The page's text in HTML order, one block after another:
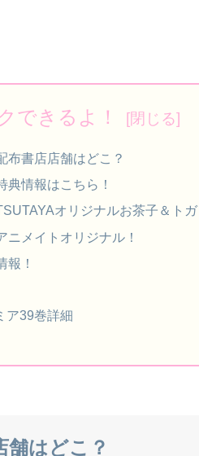
できるよ！
布書店店舗はどこ？
典情報はこちら！
オリジナルお茶子＆トガ
ニメイトオリジナル！
報！
ア39巻詳細
舗はどこ？